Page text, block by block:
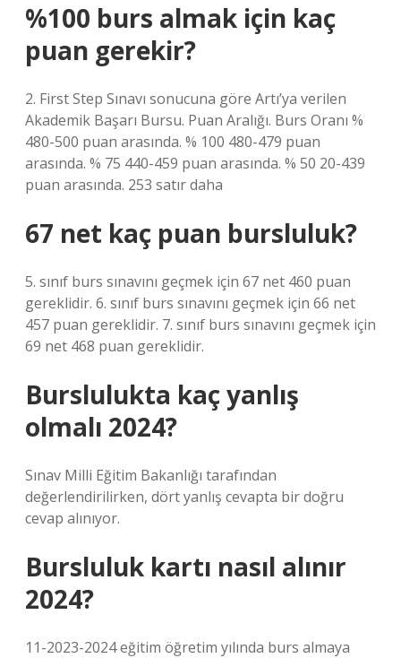
%100 burs almak için kaç
puan gerekir?
2. First Step Sınavı sonucuna göre Artı’ya verilen
Akademik Başarı Bursu. Puan Aralığı. Burs Oranı %
480-500 puan arasında. % 100 480-479 puan
arasında. % 75 440-459 puan arasında. % 50 20-439
puan arasında. 253 satır daha
67 net kaç puan bursluluk?
5. sınıf burs sınavını geçmek için 67 net 460 puan
gereklidir. 6. sınıf burs sınavını geçmek için 66 net
457 puan gereklidir. 7. sınıf burs sınavını geçmek için
69 net 468 puan gereklidir.
Burslulukta kaç yanlış
olmalı 2024?
Sınav Milli Eğitim Bakanlığı tarafından
değerlendirilirken, dört yanlış cevapta bir doğru
cevap alınıyor.
Bursluluk kartı nasıl alınır
2024?
11-2023-2024 eğitim öğretim yılında burs almaya